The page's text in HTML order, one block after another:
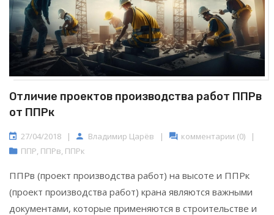
Отличие проектов производства работ ППРв
от ППРк
27/04/2018 | Владимир Царёв | комментарии (0)
|
ППР ППРв ППРк
ППРв (проект производства работ) на высоте и ППРк
(проект производства работ) крана являются важными
документами, которые применяются в строительстве и